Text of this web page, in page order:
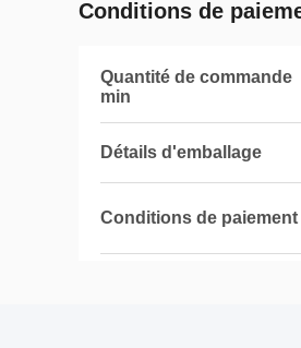
Conditions de
Quantité de commande
min
Détails d'emballage
Conditions de paiement